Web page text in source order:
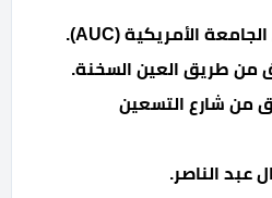
من طريق العين السخنة.
من شارع التسعين
عبد الناصر.